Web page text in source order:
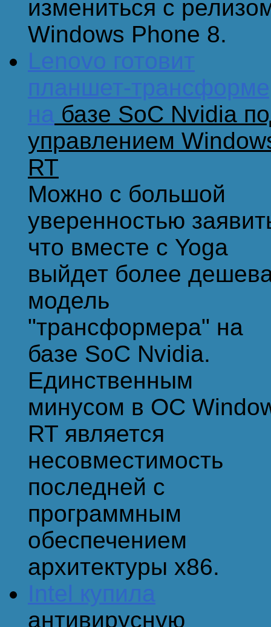
измениться с
Windows Phone 8.
Lenovo готовит
планшет-
на базе SoC Nvidia
управлением
RT
Можно с большой
уверенностью
что вместе с Yoga
выйдет более
модель
"трансформера" на
базе SoC Nvidia.
Единственным
минусом в ОС
RT является
несовместимость
последней с
программным
обеспечением
архитектуры x86.
Intel купила
антивирусную